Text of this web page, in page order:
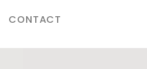
CONTACT